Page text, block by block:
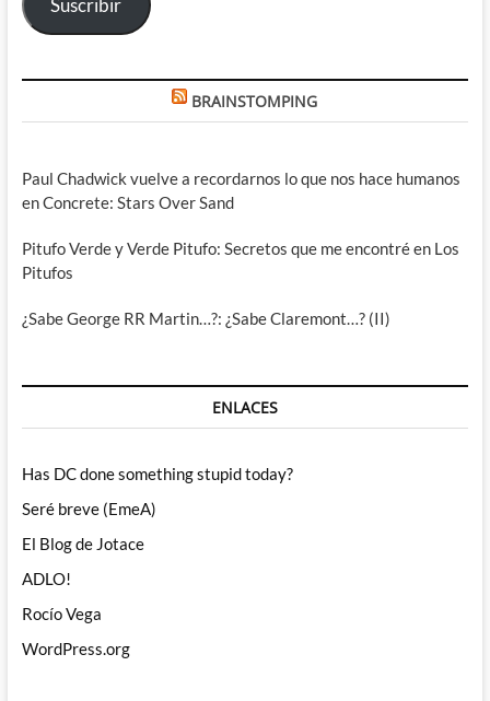
Suscribir
BRAINSTOMPING
Paul Chadwick vuelve a recordarnos lo que nos hace humanos
en Concrete: Stars Over Sand
Pitufo Verde y Verde Pitufo: Secretos que me encontré en Los
Pitufos
¿Sabe George RR Martin…?: ¿Sabe Claremont…? (II)
ENLACES
Has DC done something stupid today?
Seré breve (EmeA)
El Blog de Jotace
ADLO!
Rocío Vega
WordPress.org